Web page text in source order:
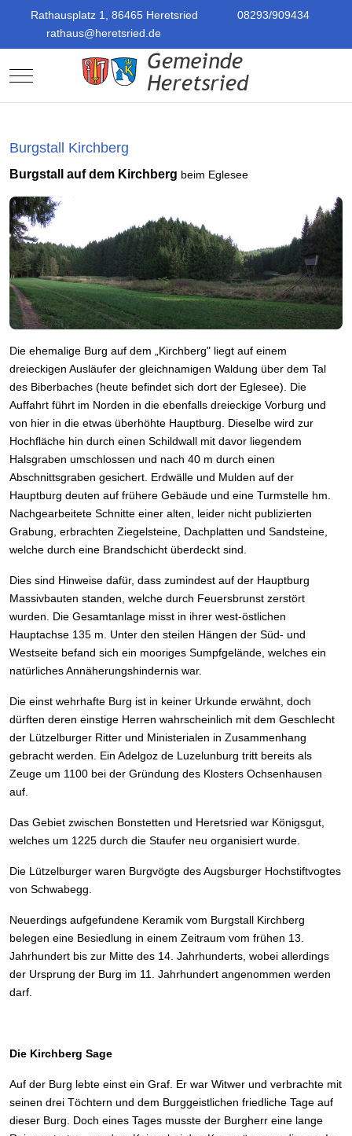
Rathausplatz 1, 86465 Heretsried
08293/909434
rathaus@heretsried.de
Mobile Menu Toggle
Burgstall Kirchberg
Burgstall auf dem Kirchberg beim Eglesee
Die ehemalige Burg auf dem „Kirchberg" liegt auf einem
dreieckigen Ausläufer der gleichnamigen Waldung über dem Tal
des Biberbaches (heute befindet sich dort der Eglesee). Die
Auffahrt führt im Norden in die ebenfalls dreieckige Vorburg und
von hier in die etwas überhöhte Hauptburg. Dieselbe wird zur
Hochfläche hin durch einen Schildwall mit davor liegendem
Halsgraben umschlossen und nach 40 m durch einen
Abschnittsgraben gesichert. Erdwälle und Mulden auf der
Hauptburg deuten auf frühere Gebäude und eine Turmstelle hm.
Nachgearbeitete Schnitte einer alten, leider nicht publizierten
Grabung, erbrachten Ziegelsteine, Dachplatten und Sandsteine,
welche durch eine Brandschicht überdeckt sind.
Dies sind Hinweise dafür, dass zumindest auf der Hauptburg
Massivbauten standen, welche durch Feuersbrunst zerstört
wurden. Die Gesamtanlage misst in ihrer west-östlichen
Hauptachse 135 m. Unter den steilen Hängen der Süd- und
Westseite befand sich ein mooriges Sumpfgelände, welches ein
natürliches Annäherungshindernis war.
Die einst wehrhafte Burg ist in keiner Urkunde erwähnt, doch
dürften deren einstige Herren wahrscheinlich mit dem Geschlecht
der Lützelburger Ritter und Ministerialen in Zusammenhang
gebracht werden. Ein Adelgoz de Luzelunburg tritt bereits als
Zeuge um 1100 bei der Gründung des Klosters Ochsenhausen
auf.
Das Gebiet zwischen Bonstetten und Heretsried war Königsgut,
welches um 1225 durch die Staufer neu organisiert wurde.
Die Lützelburger waren Burgvögte des Augsburger Hochstiftvogtes
von Schwabegg.
Neuerdings aufgefundene Keramik vom Burgstall Kirchberg
belegen eine Besiedlung in einem Zeitraum vom frühen 13.
Jahrhundert bis zur Mitte des 14. Jahrhunderts, wobei allerdings
der Ursprung der Burg im 11. Jahrhundert angenommen werden
darf.
Die Kirchberg Sage
Auf der Burg lebte einst ein Graf. Er war Witwer und verbrachte mit
seinen drei Töchtern und dem Burggeistlichen friedliche Tage auf
dieser Burg. Doch eines Tages musste der Burgherr eine lange